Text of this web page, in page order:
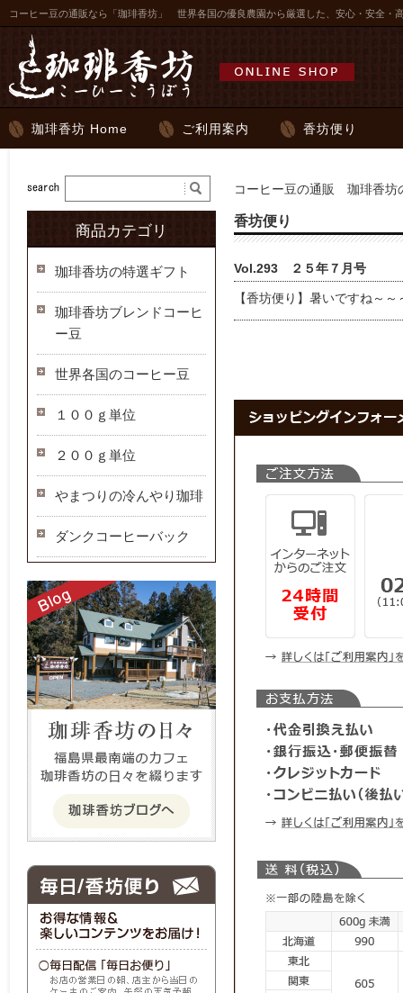
コーヒー豆の通販なら「珈琲香坊」 世界各国の優良農園から厳選した、安心・安全・
珈琲香坊 Home ご利用案内 香坊便り
コーヒー豆の通販 珈琲香坊
香坊便り
Vol.293 ２５年７月号
【香坊便り】暑いですね～～
商品カテゴリ
珈琲香坊の特選ギフト
珈琲香坊ブレンドコーヒ
ー豆
世界各国のコーヒー豆
１００ｇ単位
２００ｇ単位
やまつりの冷んやり珈琲
ダンクコーヒーバック